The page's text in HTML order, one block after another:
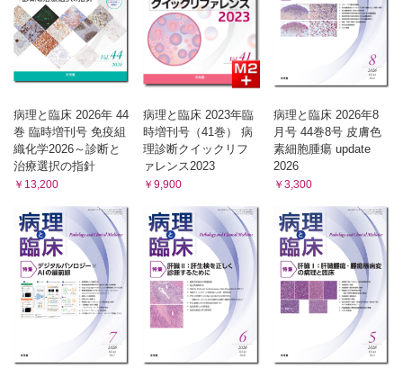
病理と臨床 2026年 44
巻 臨時増刊号 免疫組
織化学2026～診断と
治療選択の指針
￥13,200
病理と臨床 2023年臨
時増刊号（41巻） 病
理診断クイックリフ
ァレンス2023
￥9,900
病理と臨床 2026年8
月号 44巻8号 皮膚色
素細胞腫瘍 update
2026
￥3,300